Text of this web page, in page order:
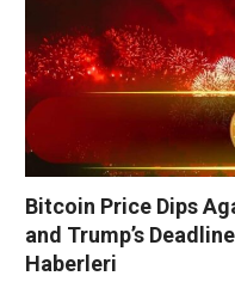
Bitcoin Price Dips
and Trump’s
Haberleri